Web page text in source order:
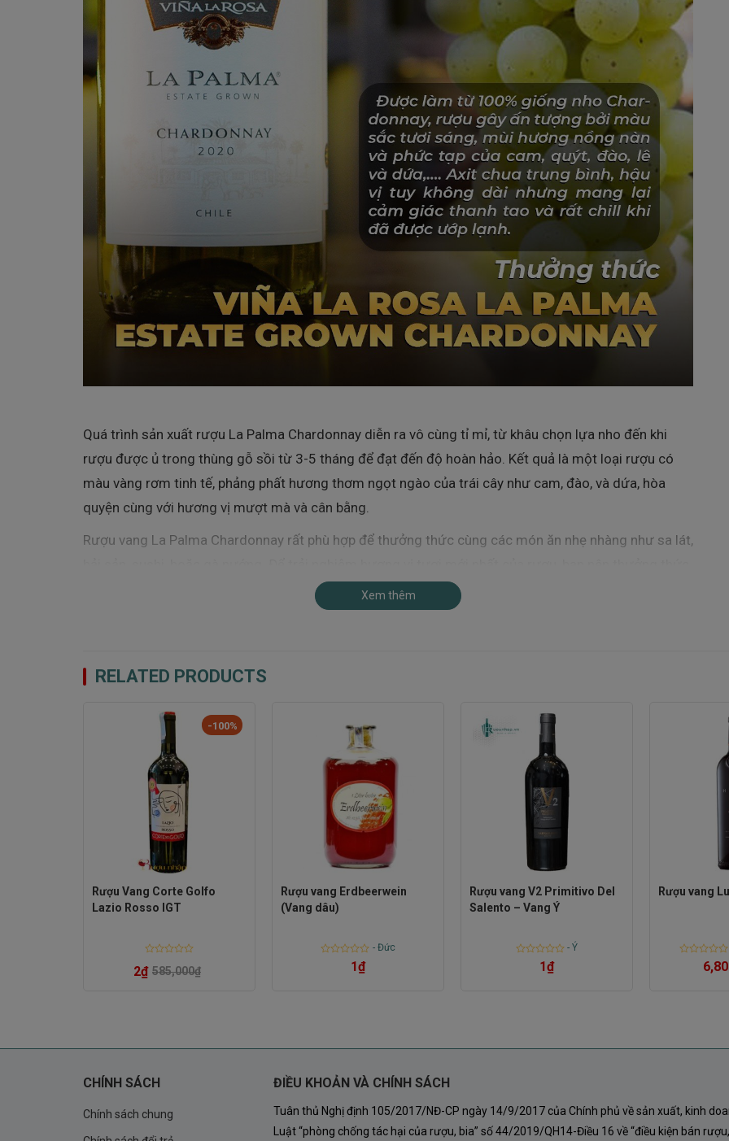
Quá trình sản xuất rượu La Palma Chardonnay diễn ra vô cùng tỉ mỉ, từ khâu chọn lựa nho đến khi
rượu được ủ trong thùng gỗ sồi từ 3-5 tháng để đạt đến độ hoàn hảo. Kết quả là một loại rượu có
màu vàng rơm tinh tế, phảng phất hương thơm ngọt ngào của trái cây như cam, đào, và dứa, hòa
quyện cùng với hương vị mượt mà và cân bằng.
Rượu vang La Palma Chardonnay rất phù hợp để thưởng thức cùng các món ăn nhẹ nhàng như sa lát,
Hãy để Rượu Vang La Palma Chardonnay từ Vina La Rosa làm nên điểm nhấn cho bữa tiệc của bạn,
Xem thêm
RELATED PRODUCTS
-100%
Rượu Vang Corte Golfo
Lazio Rosso IGT
0
585,000₫
2₫
Rượu vang Erdbeerwein
(Vang dâu)
- Đức
1₫
Rượu vang V2 Primitivo Del
Salento – Vang Ý
-Ý
1₫
Rượu vang
CHÍNH SÁCH
Chính sách chung
ĐIỀU KHOẢN VÀ CHÍNH SÁCH
Tuân thủ Nghị định 105/2017/NĐ-CP ngày 14/9/2017 của Chính phủ về sản xuất, kinh
Luật “phòng chống tác hại của rượu, bia” số 44/2019/QH14-Điều 16 về “điều kiện bán